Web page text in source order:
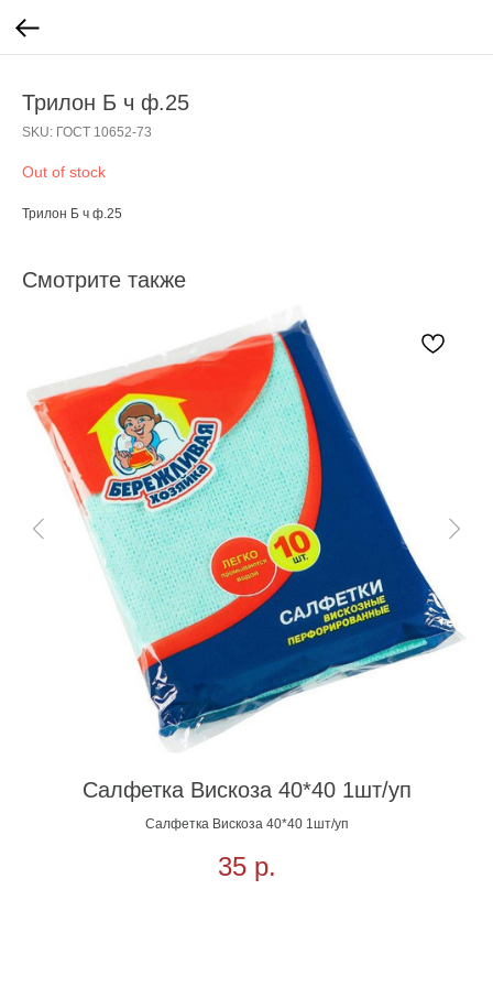
Трилон Б ч ф.25
SKU: ГОСТ 10652-73
Out of stock
Трилон Б ч ф.25
Смотрите также
Салфетка Вискоза 40*40 1шт/уп
Салфетка Вискоза 40*40 1шт/уп
35 р.